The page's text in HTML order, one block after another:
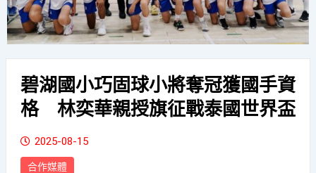
碧湖國小巧固球小將奪冠獲國手資
格 林奕華親授旗征戰泰國世界盃
2025-08-15
合作媒體